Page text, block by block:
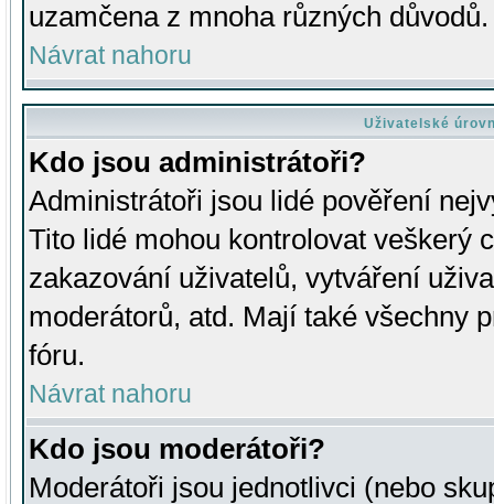
uzamčena z mnoha různých důvodů.
Návrat nahoru
Uživatelské
Kdo jsou administrátoři?
Administrátoři jsou lidé pověření
Tito lidé mohou kontrolovat veškerý
zakazování uživatelů, vytváření
moderátorů, atd. Mají také všechny
fóru.
Návrat nahoru
Kdo jsou moderátoři?
Moderátoři jsou jednotlivci (nebo